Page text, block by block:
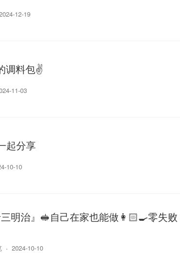
12-19
调料包✌️
11-03
起分享
10-10
明治』🥪自己在家也能做👩🏻‍🍳零失
2024-10-10